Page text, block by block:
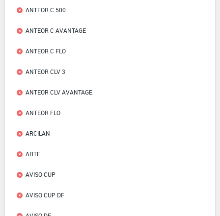
ANTEOR C 500
ANTEOR C AVANTAGE
ANTEOR C FLO
ANTEOR CLV 3
ANTEOR CLV AVANTAGE
ANTEOR FLO
ARCILAN
ARTE
AVISO CUP
AVISO CUP DF